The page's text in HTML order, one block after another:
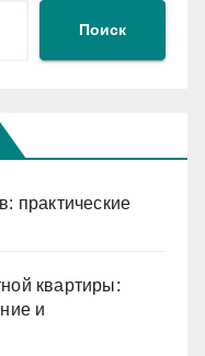
Поиск
практические
квартиры:
и